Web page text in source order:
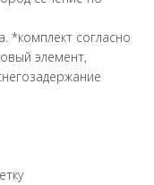
*комплект согласно
элемент,